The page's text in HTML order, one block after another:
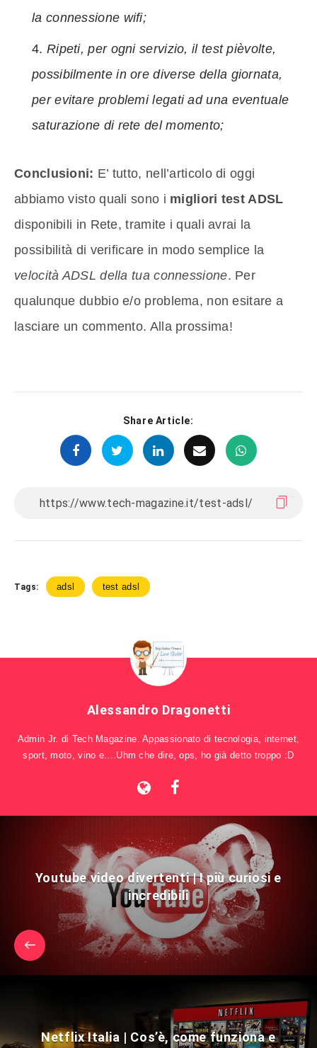
la connessione wifi;
Ripeti, per ogni servizio, il test pièvolte,
possibilmente in ore diverse della giornata,
per evitare problemi legati ad una eventuale
saturazione di rete del momento;
Conclusioni: E’ tutto, nell’articolo di oggi
abbiamo visto quali sono i migliori test ADSL
disponibili in Rete, tramite i quali avrai la
possibilità di verificare in modo semplice la
velocità ADSL della tua connessione. Per
qualunque dubbio e/o problema, non esitare a
lasciare un commento. Alla prossima!
Share Article:
Tags: adsl test adsl
Alessandro Dragonetti
Admin Jr. di Tech Magazine. Appassionato di tecnologia, internet,
sport, moto, vino e....Uhm che dire, ops, ho già detto troppo :D
Youtube video divertenti | I più curiosi e
incredibili
Netflix Italia | Cos’è, come funziona e